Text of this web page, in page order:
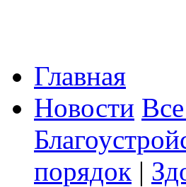
Главная
Новости
порядок |